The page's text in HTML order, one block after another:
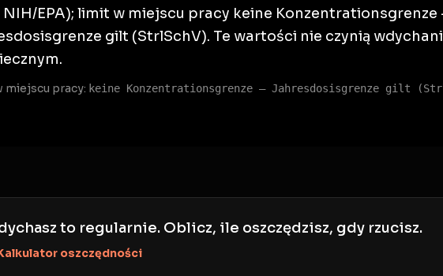
NIH/EPA); limit w miejscu pracy keine
gilt (StrlSchV). Te wartości nie czynią
miejscu pracy: keine Konzentrationsgrenze — Jahresdosisgrenze gilt
to regularnie. Oblicz, ile oszczędzisz, gdy rzucisz.
oszczędności